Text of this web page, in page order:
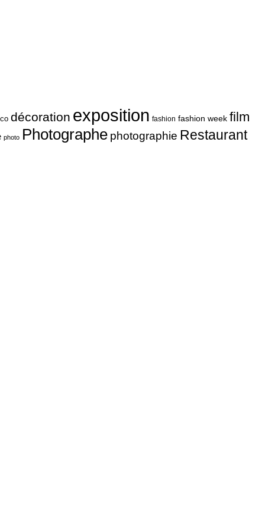
décoration exposition fashion fashion week film
photo Photographe photographie Restaurant